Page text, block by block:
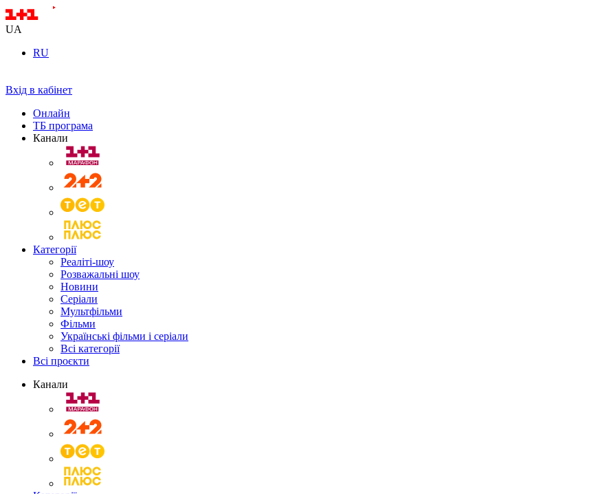
UA
RU
Вхід в кабінет
Онлайн
ТБ програма
Канали
Категорії
Реаліті-шоу
Розважальні шоу
Новини
Серіали
Мультфільми
Фільми
Українські фільми і серіали
Всі категорії
Всі проєкти
Канали